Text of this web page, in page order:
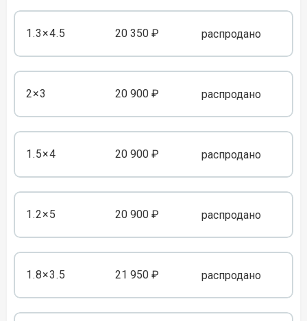
1.3×4.5 20 350 ₽ распродано
2×3 20 900 ₽ распродано
1.5×4 20 900 ₽ распродано
1.2×5 20 900 ₽ распродано
1.8×3.5 21 950 ₽ распродано